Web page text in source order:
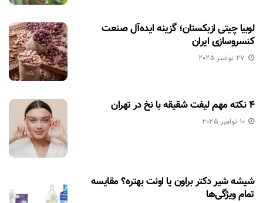
لوبیا چیتی ازبکستان؛ گزینه ایده‌آل صنعت
کنسروسازی ایران
27 نوامبر 2025
۴ نکته مهم لیفت شقیقه با نخ در تهران
10 نوامبر 2025
شیشه شیر دکتر براون یا اونت بهتره؟ مقایسه
تمام ویژگی‌ها